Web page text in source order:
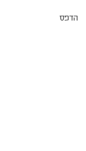
הדפס